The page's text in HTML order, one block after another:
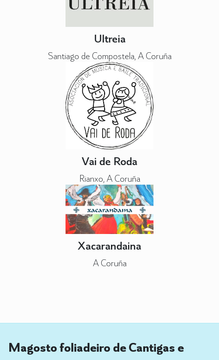
Ultreia
Santiago de Compostela, A Coruña
Vai de Roda
Rianxo, A Coruña
Xacarandaina
A Coruña
Magosto foliadeiro de Cantigas e